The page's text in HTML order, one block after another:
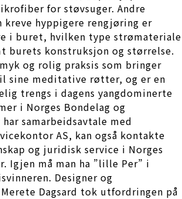
for støvsuger. Andre
kreve hyppigere rengjøring er
i buret, hvilken type strømateriale
burets konstruksjon og størrelse.
og rolig praksis som bringer
sine meditative røtter, og er en
trengs i dagens yangdominerte
i Norges Bondelag og
samarbeidsavtale med
AS, kan også kontakte
og juridisk service i Norges
Igjen må man ha ”lille Per” i
Designer og
Dagsard tok utfordringen på